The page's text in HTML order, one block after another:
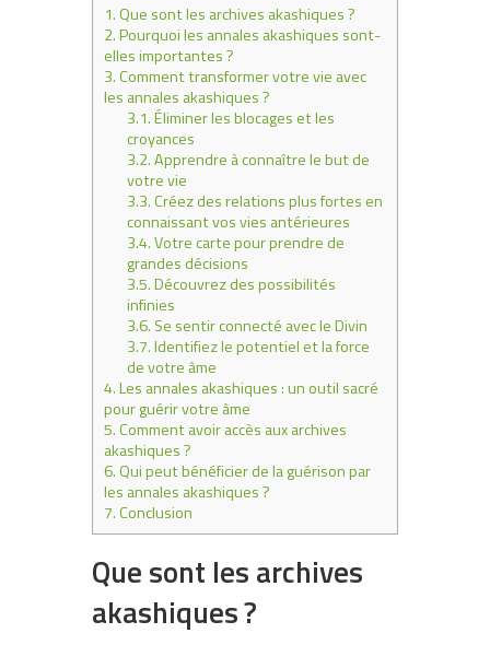
1.Que sont les archives akashiques ?
2.Pourquoi les annales akashiques sont-
elles importantes ?
3.Comment transformer votre vie avec
les annales akashiques ?
3.1.Éliminer les blocages et les
croyances
3.2.Apprendre à connaître le but de
votre vie
3.3.Créez des relations plus fortes en
connaissant vos vies antérieures
3.4.Votre carte pour prendre de
grandes décisions
3.5.Découvrez des possibilités
infinies
3.6. Se sentir connecté avec le Divin
3.7.Identifiez le potentiel et la force
de votre âme
4.Les annales akashiques : un outil sacré
pour guérir votre âme
5.Comment avoir accès aux archives
akashiques ?
6.Qui peut bénéficier de la guérison par
les annales akashiques ?
7.Conclusion
Que sont les archives
akashiques ?